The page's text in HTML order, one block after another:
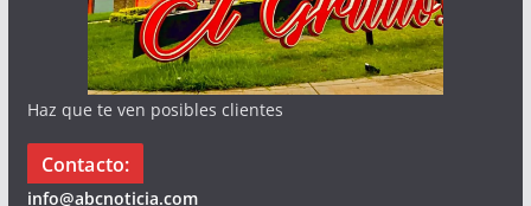
Haz que te ven posibles clientes
Contacto:
info@abcnoticia.com